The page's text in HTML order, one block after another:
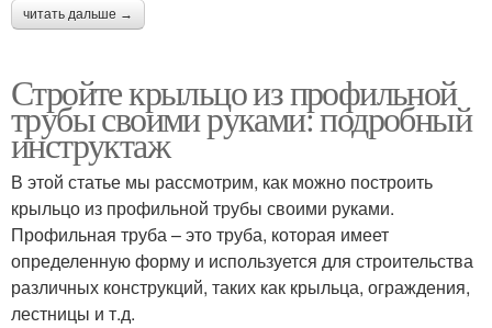
читать дальше →
Стройте крыльцо из профильной
трубы своими руками: подробный
инструктаж
В этой статье мы рассмотрим, как можно построить
крыльцо из профильной трубы своими руками.
Профильная труба – это труба, которая имеет
определенную форму и используется для строительства
различных конструкций, таких как крыльца, ограждения,
лестницы и т.д.